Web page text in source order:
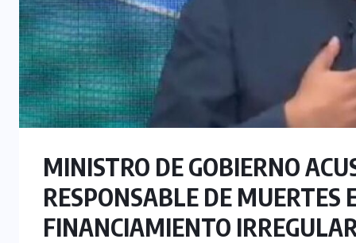
MINISTRO DE GOBIERNO
RESPONSABLE DE
FINANCIAMIENTO